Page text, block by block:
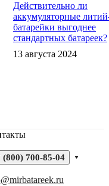
Действительно ли
аккумуляторные
батарейки выгоднее
стандартных батареек?
13 августа 2024
(800) 700-85-04